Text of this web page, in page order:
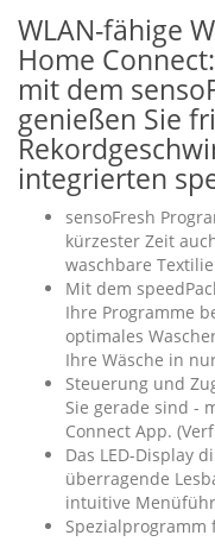
WLAN-fähige
Home
mit dem
genießen Sie
integrierten
sensoFresh
kürzester Zeit
waschbare
Mit dem
Ihre Programme
optimales
Ihre Wäsche in
Steuerung und
Sie gerade sind -
Connect App.
Das LED-Display
überragende
intuitive